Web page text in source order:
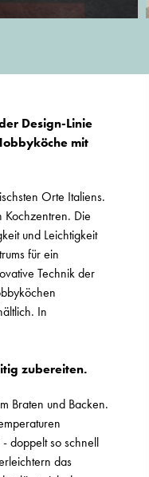
Design-Linie
mit
Orte Italiens.
Kochzentren. Die
und Leichtigkeit
für ein
Technik der
In
zubereiten.
Braten und Backen.
doppelt so schnell
das